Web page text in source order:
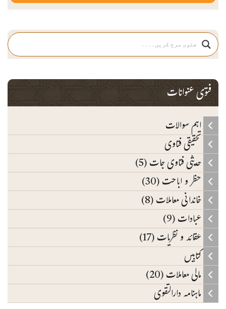
فتوی عنوانات
اہم سوالات
تحقیقی فتاوی
حدیثی فتاوی جات (5)
حظر و اباحت (30)
خاندانی معاملات (8)
عبادات (9)
عقائد و نظریات (17)
کتابیں
مالی معاملات (20)
ماہنامہ دارالتقوی